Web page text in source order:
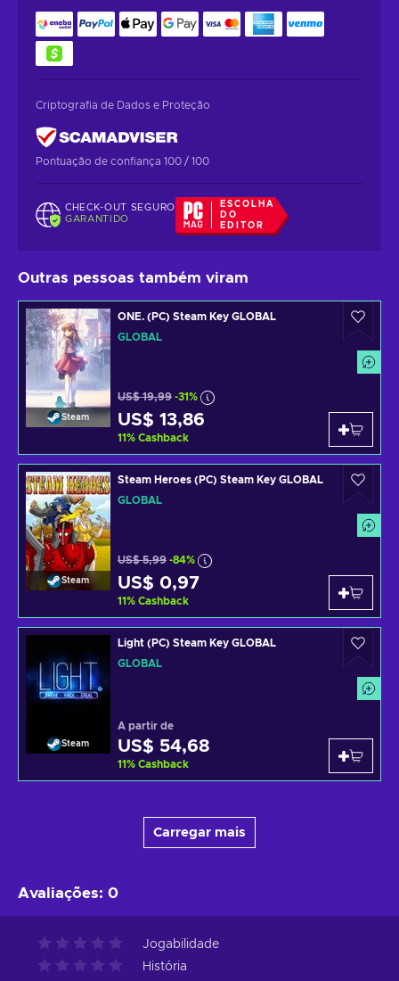
Criptografia de Dados e Proteção
Pontuação de confiança 100 / 100
CHECK-OUT SEGURO
GARANTIDO
ESCOLHA
DO
EDITOR
Outras pessoas também viram
Steam
ONE. (PC) Steam Key GLOBAL
GLOBAL
US$ 19,99 -31%
US$ 13,86
11% Cashback
Steam
Steam Heroes (PC) Steam Key GLOBAL
GLOBAL
US$ 5,99 -84%
US$ 0,97
11% Cashback
Steam
Light (PC) Steam Key GLOBAL
GLOBAL
A partir de
US$ 54,68
11% Cashback
Carregar mais
Avaliações: 0
Jogabilidade
História